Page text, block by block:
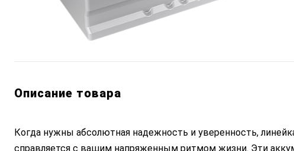
Описание товара
Когда нужны абсолютная надежность и уверенность,
справляется с вашим напряженным ритмом жизни. Эти